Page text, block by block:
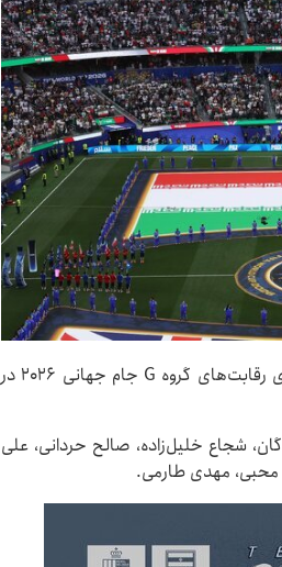
تیم‌های ملی فوتبال ایران و بلژیک از ساعت ۲۲:۳۰ یکشنبه از سری رقابت‌های گروه G جام جهانی ۲۰۲۶ در
شجاع خلیل‌زاده، صالح حردانی، علی
مهدی طارمی.